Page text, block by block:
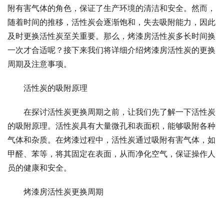
附有害气体的角色，保证了生产环境的清洁和安全。然而，
随着时间的推移，活性炭会逐渐饱和，失去吸附能力，因此
及时更换活性炭至关重要。那么，烤漆房活性炭多长时间换
一次才合适呢？接下来我们将详细介绍烤漆房活性炭的更换
周期及注意事项。
活性炭的吸附原理
在探讨活性炭更换周期之前，让我们先了解一下活性炭
的吸附原理。活性炭具有大量微孔和表面积，能够吸附各种
气体和杂质。在烤漆过程中，活性炭通过吸附有害气体，如
甲醛、苯等，将其固定在表面，从而净化空气，保证操作人
员的健康和安全。
烤漆房活性炭更换周期